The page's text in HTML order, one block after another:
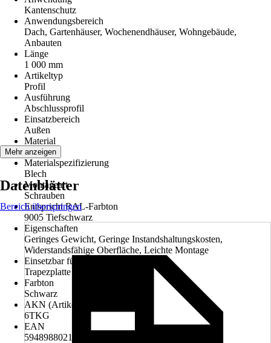
Kantenschutz
Anwendungsbereich
Dach, Gartenhäuser, Wochenendhäuser, Wohngebäude,
Anbauten
Länge
1 000 mm
Artikeltyp
Profil
Ausführung
Abschlussprofil
Einsatzbereich
Außen
Material
Metall
Materialspezifizierung
Blech
Montageart
Schrauben
Entspricht RAL-Farbton
9005 Tiefschwarz
Eigenschaften
Geringes Gewicht, Geringe Instandshaltungskosten,
Widerstandsfähige Oberfläche, Leichte Montage
Einsetzbar für
Trapezplatte
Farbton
Schwarz
AKN (Artikelkurznummer)
6TKG
EAN
5948988021394, 5948988039825
Mehr anzeigen
Datenblätter
Bereich überspringen